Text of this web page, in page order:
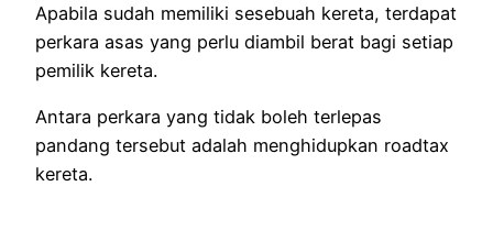
Apabila sudah memiliki sesebuah kereta, terdapat
perkara asas yang perlu diambil berat bagi setiap
pemilik kereta.
Antara perkara yang tidak boleh terlepas
pandang tersebut adalah menghidupkan roadtax
kereta.